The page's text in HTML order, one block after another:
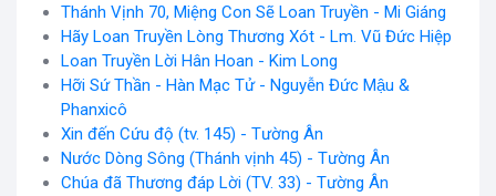
Thánh Vịnh 70, Miệng Con Sẽ Loan Truyền - Mi Giáng
Hãy Loan Truyền Lòng Thương Xót - Lm. Vũ Đức Hiệp
Loan Truyền Lời Hân Hoan - Kim Long
Hỡi Sứ Thần - Hàn Mạc Tử - Nguyễn Đức Mậu &
Phanxicô
Xin đến Cứu độ (tv. 145) - Tường Ân
Nước Dòng Sông (Thánh vịnh 45) - Tường Ân
Chúa đã Thương đáp Lời (TV. 33) - Tường Ân